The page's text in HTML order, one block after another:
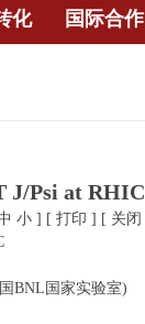
化 国际合作
J/Psi at RHIC
小 ] [ 打印 ] [ 关闭
BNL国家实验室)